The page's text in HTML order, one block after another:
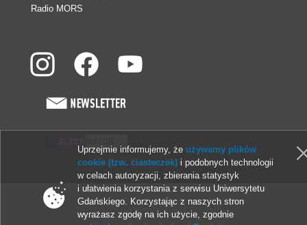
Radio MORS
© 2013-2026 Uniwersytet Gdański
Uprzejmie informujemy, że używamy plików
cookie (tzw. ciasteczek) i podobnych technologii
w celach autoryzacji, zbierania statystyk
i ułatwienia korzystania z serwisu Uniwersytetu
Gdańskiego. Korzystając z naszych stron
wyrażasz zgodę na ich użycie, zgodnie